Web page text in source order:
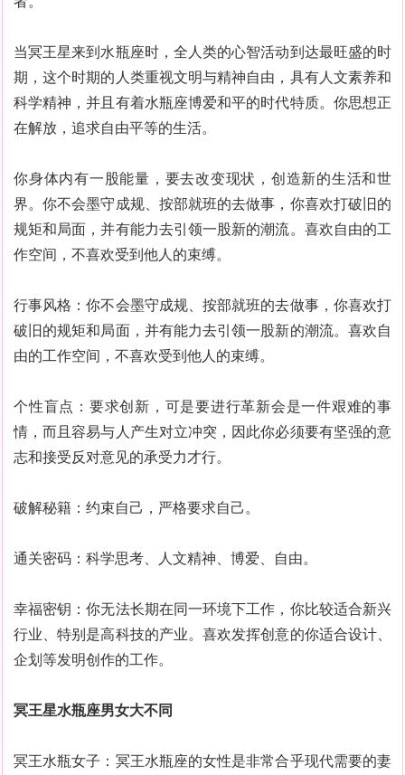
当冥王星来到水瓶座时，全人类的心智活动到达最旺盛的时
期，这个时期的人类重视文明与精神自由，具有人文素养和
科学精神，并且有着水瓶座博爱和平的时代特质。你思想正
在解放，追求自由平等的生活。
你身体内有一股能量，要去改变现状，创造新的生活和世
界。你不会墨守成规、按部就班的去做事，你喜欢打破旧的
规矩和局面，并有能力去引领一股新的潮流。喜欢自由的工
作空间，不喜欢受到他人的束缚。
行事风格：你不会墨守成规、按部就班的去做事，你喜欢打
破旧的规矩和局面，并有能力去引领一股新的潮流。喜欢自
由的工作空间，不喜欢受到他人的束缚。
个性盲点：要求创新，可是要进行革新会是一件艰难的事
情，而且容易与人产生对立冲突，因此你必须要有坚强的意
志和接受反对意见的承受力才行。
破解秘籍：约束自己，严格要求自己。
通关密码：科学思考、人文精神、博爱、自由。
幸福密钥：你无法长期在同一环境下工作，你比较适合新兴
行业、特别是高科技的产业。喜欢发挥创意的你适合设计、
企划等发明创作的工作。
冥王星水瓶座男女大不同
冥王水瓶女子：冥王水瓶座的女性是非常合乎现代需要的妻